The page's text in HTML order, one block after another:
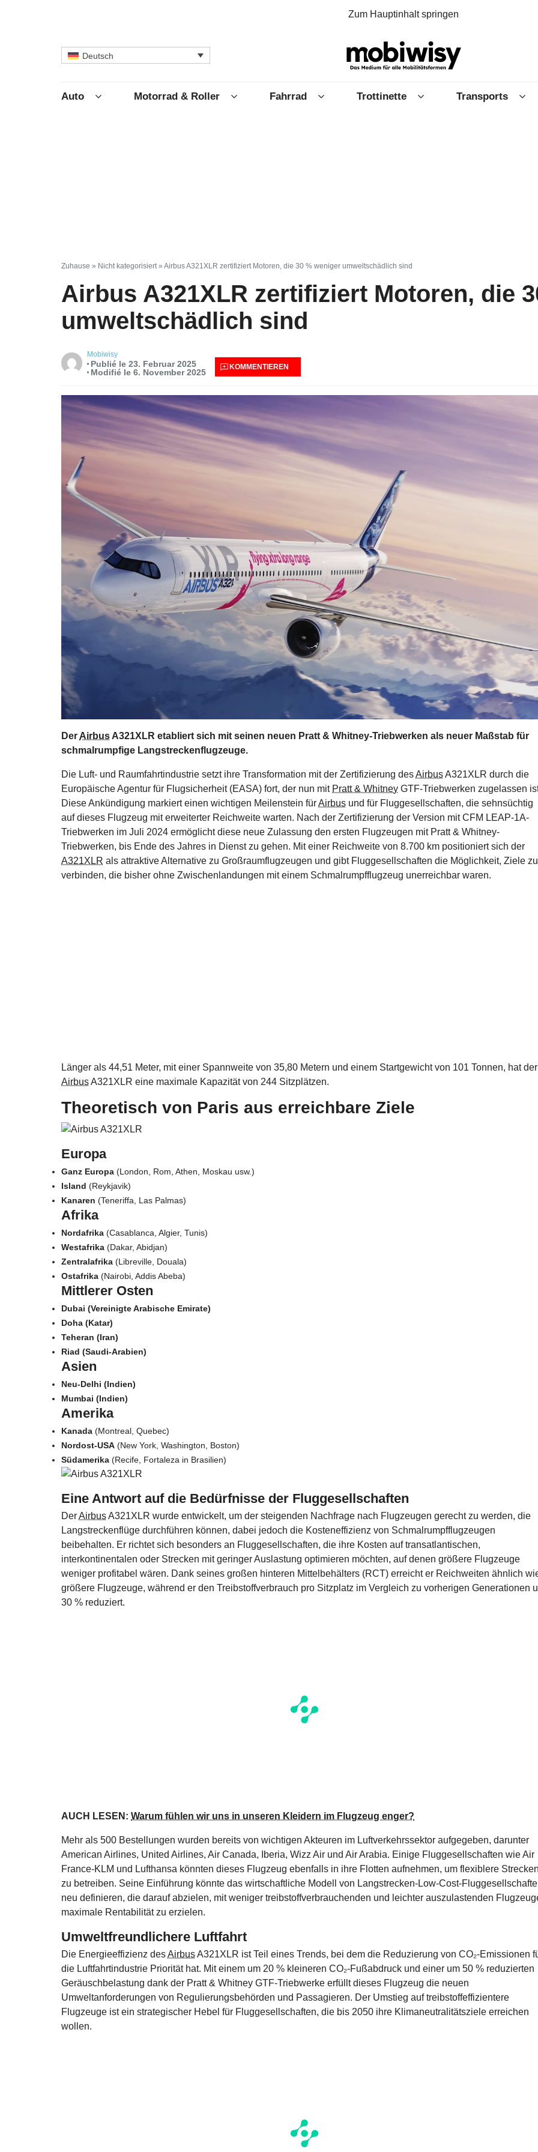
Zum Hauptinhalt springen
Deutsch
Auto Motorrad & Roller Fahrrad Trottinette Transports
Zuhause » Nicht kategorisiert » Airbus A321XLR zertifiziert Motoren, die 30 % weniger umweltschädlich sind
Airbus A321XLR zertifiziert Motoren, die
umweltschädlich sind
Mobiwisy
Publié le 23. Februar 2025
Modifié le 6. November 2025
KOMMENTIEREN
Der Airbus A321XLR etabliert sich mit seinen neuen Pratt & Whitney-Triebwerken als neuer Maßstab für
schmalrumpfige Langstreckenflugzeuge.
Die Luft- und Raumfahrtindustrie setzt ihre Transformation mit der Zertifizierung desAirbusA321XLR durch die
Europäische Agentur für Flugsicherheit (EASA) fort, der nun mit Pratt & Whitney GTF-Triebwerken zugelassen
Diese Ankündigung markiert einen wichtigen Meilenstein fürAirbus und für Fluggesellschaften, die sehnsüchtig
auf dieses Flugzeug mit erweiterter Reichweite warten. Nach der Zertifizierung der Version mit CFM LEAP-1A-
Triebwerken im Juli 2024 ermöglicht diese neue Zulassung den ersten Flugzeugen mit Pratt & Whitney-
Triebwerken, bis Ende des Jahres in Dienst zu gehen. Mit einer Reichweite von 8.700 km positioniert sich der
A321XLR als attraktive Alternative zu Großraumflugzeugen und gibt Fluggesellschaften die Möglichkeit, Ziele zu
verbinden, die bisher ohne Zwischenlandungen mit einem Schmalrumpfflugzeug unerreichbar waren.
Länger als 44,51 Meter, mit einer Spannweite von 35,80 Metern und einem Startgewicht von 101 Tonnen, hat der
AirbusA321XLR eine maximale Kapazität von 244 Sitzplätzen.
Theoretisch von Paris aus erreichbare Ziele
Europa
Ganz Europa (London, Rom, Athen, Moskau usw.)
Island (Reykjavik)
Kanaren (Teneriffa, Las Palmas)
Afrika
Nordafrika (Casablanca, Algier, Tunis)
Westafrika (Dakar, Abidjan)
Zentralafrika (Libreville, Douala)
Ostafrika (Nairobi, Addis Abeba)
Mittlerer Osten
Dubai (Vereinigte Arabische Emirate)
Doha (Katar)
Teheran (Iran)
Riad (Saudi-Arabien)
Asien
Neu-Delhi (Indien)
Mumbai (Indien)
Amerika
Kanada (Montreal, Quebec)
Nordost-USA (New York, Washington, Boston)
Südamerika (Recife, Fortaleza in Brasilien)
Eine Antwort auf die Bedürfnisse der Fluggesellschaften
DerAirbusA321XLR wurde entwickelt, um der steigenden Nachfrage nach Flugzeugen gerecht zu werden, die
Langstreckenflüge durchführen können, dabei jedoch die Kosteneffizienz von Schmalrumpfflugzeugen
beibehalten. Er richtet sich besonders an Fluggesellschaften, die ihre Kosten auf transatlantischen,
interkontinentalen oder Strecken mit geringer Auslastung optimieren möchten, auf denen größere Flugzeuge
weniger profitabel wären. Dank seines großen hinteren Mittelbehälters (RCT) erreicht er Reichweiten ähnlich
größere Flugzeuge, während er den Treibstoffverbrauch pro Sitzplatz im Vergleich zu vorherigen Generationen
30 % reduziert.
AUCH LESEN: Warum fühlen wir uns in unseren Kleidern im Flugzeug enger?
Mehr als 500 Bestellungen wurden bereits von wichtigen Akteuren im Luftverkehrssektor aufgegeben, darunter
American Airlines, United Airlines, Air Canada, Iberia, Wizz Air und Air Arabia. Einige Fluggesellschaften wie Air
France-KLM und Lufthansa könnten dieses Flugzeug ebenfalls in ihre Flotten aufnehmen, um flexiblere
zu betreiben. Seine Einführung könnte das wirtschaftliche Modell von Langstrecken-Low-Cost-
neu definieren, die darauf abzielen, mit weniger treibstoffverbrauchenden und leichter auszulastenden
maximale Rentabilität zu erzielen.
Umweltfreundlichere Luftfahrt
Die Energieeffizienz desAirbusA321XLR ist Teil eines Trends, bei dem die Reduzierung von CO₂-Emissionen
die Luftfahrtindustrie Priorität hat. Mit einem um 20 % kleineren CO₂-Fußabdruck und einer um 50 % reduzierten
Geräuschbelastung dank der Pratt & Whitney GTF-Triebwerke erfüllt dieses Flugzeug die neuen
Umweltanforderungen von Regulierungsbehörden und Passagieren. Der Umstieg auf treibstoffeffizientere
Flugzeuge ist ein strategischer Hebel für Fluggesellschaften, die bis 2050 ihre Klimaneutralitätsziele erreichen
wollen.